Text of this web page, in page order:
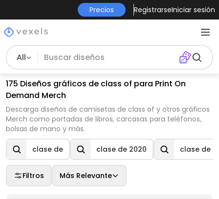
Precios RegistrarseIniciar sesión
All
175 Diseños gráficos de class of para Print On
Demand Merch
Descarga diseños de camisetas de class of y otros gráficos
Merch como portadas de libros, carcasas para teléfonos,
bolsas de mano y más.
clase de clase de 2020 clase de
Filtros Más Relevante